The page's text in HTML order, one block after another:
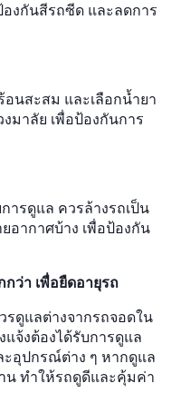
องกันสีรถซีด และลดการ
นสะสม และเลือกน้ำยา
มาลัย เพื่อป้องกันการ
ารดูแล ควรล้างรถเป็น
อากาศบ้าง เพื่อป้องกัน
ว่า เพื่อยืดอายุรถ
รดูแลต่างจากรถจอดใน
จ้งต้องได้รับการดูแล
ะอุปกรณ์ต่าง ๆ หากดูแล
น ทำให้รถดูดีและคุ้มค่า